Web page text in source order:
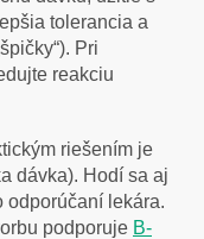
tolerancia a
Pri
reakciu
riešením je
dávka). Hodí sa aj
odporúčaní lekára.
podporuje B-